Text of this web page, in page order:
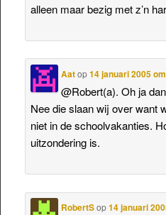
alleen maar bezig met z’n
Aatop14 januari 2005
@Robert(a). Oh ja
Nee die slaan wij over want
niet in de schoolvakanties.
uitzondering is.
RobertSop14 januari